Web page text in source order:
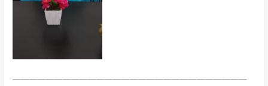
————————————————————————————